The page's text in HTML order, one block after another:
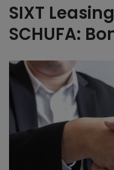
SIXT
SCHUFA: